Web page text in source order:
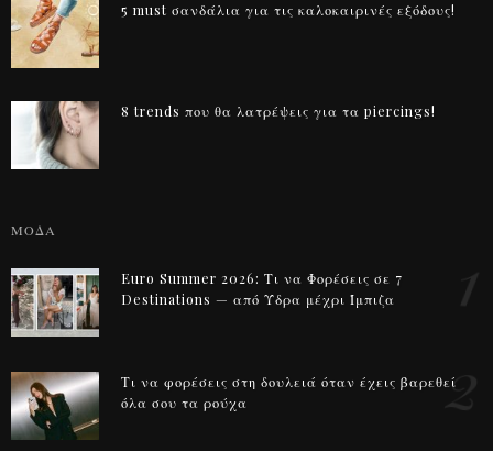
5 must σανδάλια για τις καλοκαιρινές εξόδους!
8 trends που θα λατρέψεις για τα piercings!
ΜΟΔΑ
Euro Summer 2026: Τι να Φορέσεις σε 7
Destinations — από Ύδρα μέχρι Ίμπιζα
Τι να φορέσεις στη δουλειά όταν έχεις βαρεθεί
όλα σου τα ρούχα
2